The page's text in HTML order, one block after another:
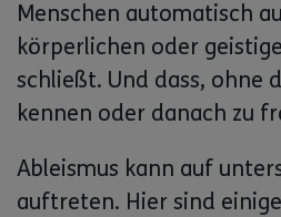
Menschen automatisch
körperlichen oder
schließt. Und dass, ohne
kennen oder danach zu
Ableismus kann auf
auftreten. Hier sind